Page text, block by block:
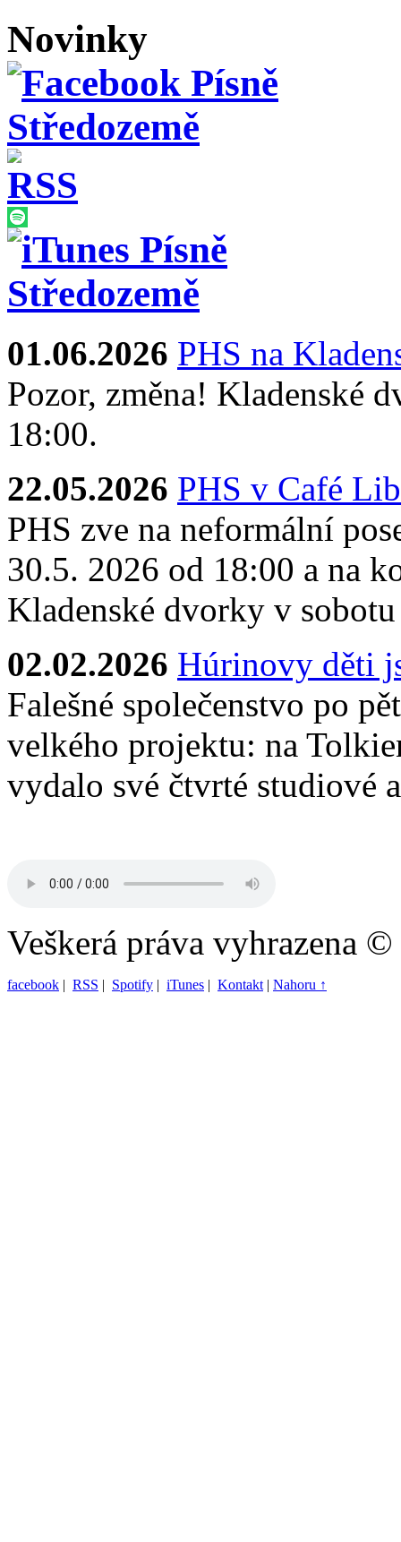
Novinky
01.06.2026 PHS na
Pozor, změna! Kladenské
18:00.
22.05.2026 PHS v Café
PHS zve na neformální
30.5. 2026 od 18:00 a na
Kladenské dvorky v
02.02.2026 Húrinovy děti
Falešné společenstvo po
velkého projektu: na
vydalo své čtvrté studiové
Veškerá práva vyhrazena
facebook | RSS | Spotify | iTunes | Kontakt | Nahoru ↑